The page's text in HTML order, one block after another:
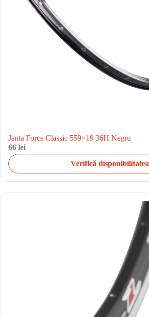
Janta Force Classic 559×19 36H Negru
66 lei
Verifică disponibilitatea